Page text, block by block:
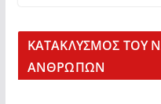
KΑΤΑΚΛΥΣΜΟΣ ΤΟΥ
ΑΝΘΡΩΠΩΝ